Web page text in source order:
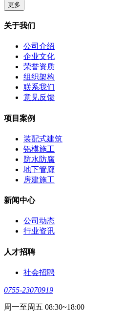
更多
关于我们
公司介绍
企业文化
荣誉资质
组织架构
联系我们
意见反馈
项目案例
装配式建筑
铝模施工
防水防腐
地下管廊
房建施工
新闻中心
公司动态
行业资讯
人才招聘
社会招聘
0755-23070919
周一至周五 08:30~18:00